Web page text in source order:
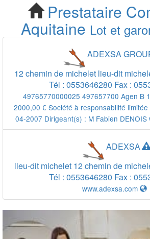
Cherchez
Prestataire
Beaupuy
Prestataire
Aquitaine Lot et
ADEXSA
12 chemin de michelet lieu-dit
Tél : 0553646280 Fax :
49765770000025 497657700 Agen B
2000,00 € Société à responsabilité
04-2007 Dirigeant(s) : M Fabien DENOIS
ADEXSA
lieu-dit michelet 12 chemin de
Tél : 0553646280 Fax :
www.adexsa.com